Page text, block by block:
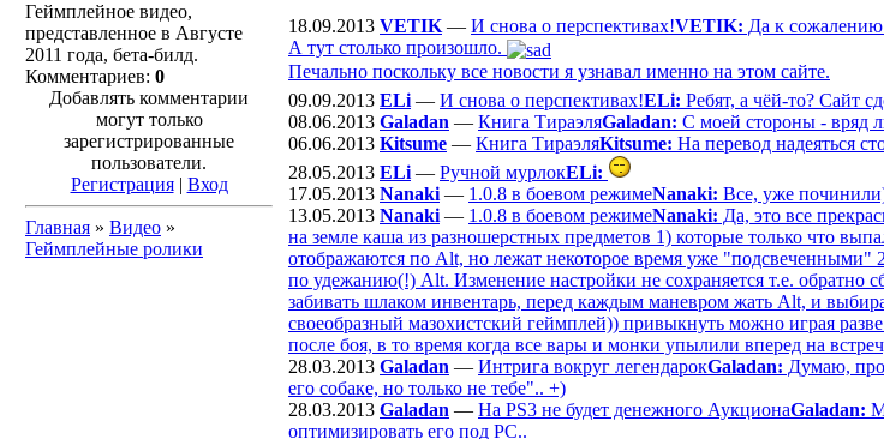
Геймплейное видео,
представленное в Августе
2011 года, бета-билд.
Комментариев: 0
Добавлять комментарии
могут только
зарегистрированные
пользователи.
Регистрация| Вход
Главная » Видео »
Геймплейные ролики
18.09.2013 VETIK — И снова о перспективах!VETIK: Да к сожалению
А тут столько произошло.
Печально поскольку все новости я узнавал именно на этом сайте.
09.09.2013 ELi — И снова о перспективах!ELi: Ребят, а чёй-то? Сайт
08.06.2013 Galadan — Книга ТираэляGaladan: С моей стороны - вряд
06.06.2013 Kitsume — Книга ТираэляKitsume: На перевод надеяться
28.05.2013 ELi — Ручной мурлокELi:
17.05.2013 Nanaki — 1.0.8 в боевом режимеNanaki: Все, уже
13.05.2013 Nanaki — 1.0.8 в боевом режимеNanaki: Да, это все
на земле каша из разношерстных предметов 1) которые только что
отображаются по Alt, но лежат некоторое время уже "подсвеченными"
по удежанию(!) Alt. Изменение настройки не сохраняется т.е.
забивать шлаком инвентарь, перед каждым маневром жать Alt, и
своеобразный мазохистский геймплей)) привыкнуть можно играя
после боя, в то время когда все вары и монки упылили вперед на
28.03.2013 Galadan — Интрига вокруг легендарокGaladan: Думаю,
его собаке, но только не тебе".. +)
28.03.2013 Galadan — На PS3 не будет денежного АукционаGaladan:
оптимизировать его под РС..